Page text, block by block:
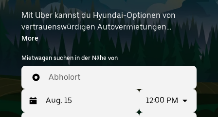
Mit Uber kannst du Hyundai-Optionen von
vertrauenswürdigen Autovermietungen
durchstöbern. Finde den richtigen Leihwagen
von Hyundai für Besorgungen, Roadtrips oder
tägliche Fahrten. Egal, ob du Preis, Größe oder
Stil priorisierst: Hier findest du Optionen, die
deinen Wünschen entsprechen. Gib deine Zeit-
und Standortangaben (z. B. Karlsruhe Baden
Baden Airport) ein, um Hyundai-Vermietungen
More
Mietwagen suchen in der Nähe von
Abholort
12:00 PM